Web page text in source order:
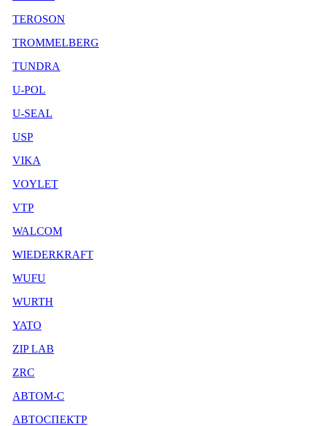
TEROSON
TROMMELBERG
TUNDRA
U-POL
U-SEAL
USP
VIKA
VOYLET
VTP
WALCOM
WIEDERKRAFT
WUFU
WURTH
YATO
ZIP LAB
ZRC
АВТОМ-С
АВТОСПЕКТР